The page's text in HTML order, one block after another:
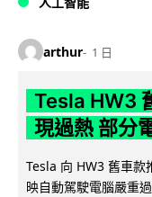
arthur 1 日
Tesla HW3
現過熱 部分
Tesla 向 HW3 舊車款
映自動駕駛電腦嚴重